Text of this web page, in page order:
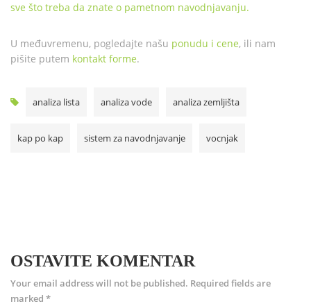
sve što treba da znate o pametnom navodnjavanju.
U međuvremenu, pogledajte našu ponudu i cene, ili nam
pišite putem kontakt forme.
analiza lista analiza vode analiza zemljišta
kap po kap sistem za navodnjavanje vocnjak
OSTAVITE KOMENTAR
Your email address will not be published. Required fields are
marked *